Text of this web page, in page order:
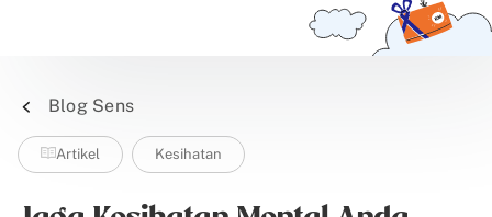
Blog Sens
Artikel Kesihatan